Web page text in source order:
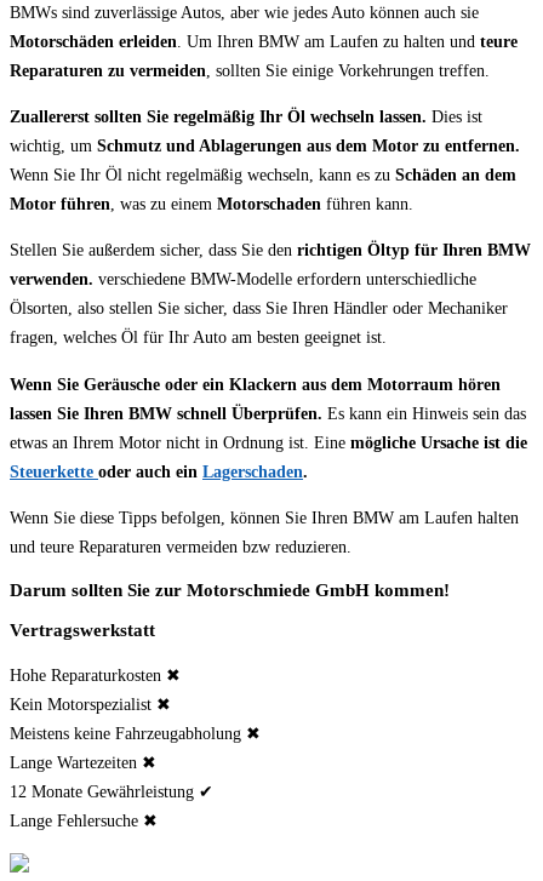
BMWs sind zuverlässige Autos, aber wie jedes Auto können auch sie
Motorschäden erleiden . Um Ihren BMW am Laufen zu halten und teure
Reparaturen zu vermeiden , sollten Sie einige Vorkehrungen treffen.
Zuallererst sollten Sie regelmäßig Ihr Öl wechseln lassen. Dies ist
wichtig, um Schmutz und Ablagerungen aus dem Motor zu entfernen.
Wenn Sie Ihr Öl nicht regelmäßig wechseln, kann es zu Schäden an dem
Motor führen , was zu einem Motorschaden führen kann.
Stellen Sie außerdem sicher, dass Sie den richtigen Öltyp für Ihren BMW
verwenden. verschiedene BMW-Modelle erfordern unterschiedliche
Ölsorten, also stellen Sie sicher, dass Sie Ihren Händler oder Mechaniker
fragen, welches Öl für Ihr Auto am besten geeignet ist.
Wenn Sie Geräusche oder ein Klackern aus dem Motorraum hören
lassen Sie Ihren BMW schnell Überprüfen. Es kann ein Hinweis sein das
etwas an Ihrem Motor nicht in Ordnung ist. Eine mögliche Ursache ist die
Steuerkette oder auch ein Lagerschaden.
Wenn Sie diese Tipps befolgen, können Sie Ihren BMW am Laufen halten
und teure Reparaturen vermeiden bzw reduzieren.
Darum sollten Sie zur Motorschmiede GmbH kommen!
Vertragswerkstatt
Hohe Reparaturkosten ✖
Kein Motorspezialist ✖
Meistens keine Fahrzeugabholung ✖
Lange Wartezeiten ✖
12 Monate Gewährleistung ✔
Lange Fehlersuche ✖